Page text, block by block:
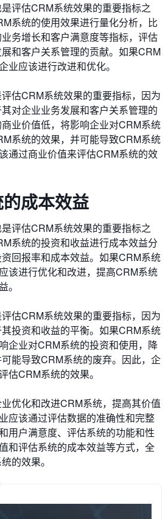
评估CRM系统效果的重要指标之
系统的使用效果进行量化分析，比
务增长和客户满意度等指标，评估
和客户关系管理的贡献。如果CRM
业应该进行改进和优化。
估CRM系统效果的重要指标，因为
对企业业务发展和客户关系管理的
业价值低，将影响企业对CRM系统
系统的效果，并可能导致CRM系统
通过商业价值来评估CRM系统的效
成本效益
评估CRM系统效果的重要指标之
系统的投资和收益进行成本效益分
回报率和成本效益。如果CRM系统
该进行优化和改进，提高CRM系统
。
估CRM系统效果的重要指标，因为
投资和收益的平衡。如果CRM系统
企业对CRM系统的投资和使用，降
能导致CRM系统的废弃。因此，企
估CRM系统的效果。
优化和改进CRM系统，提高其价值
应该通过评估数据的准确性和完整
用户满意度、评估系统的功能和性
和评估系统的成本效益等方式，全
的效果。